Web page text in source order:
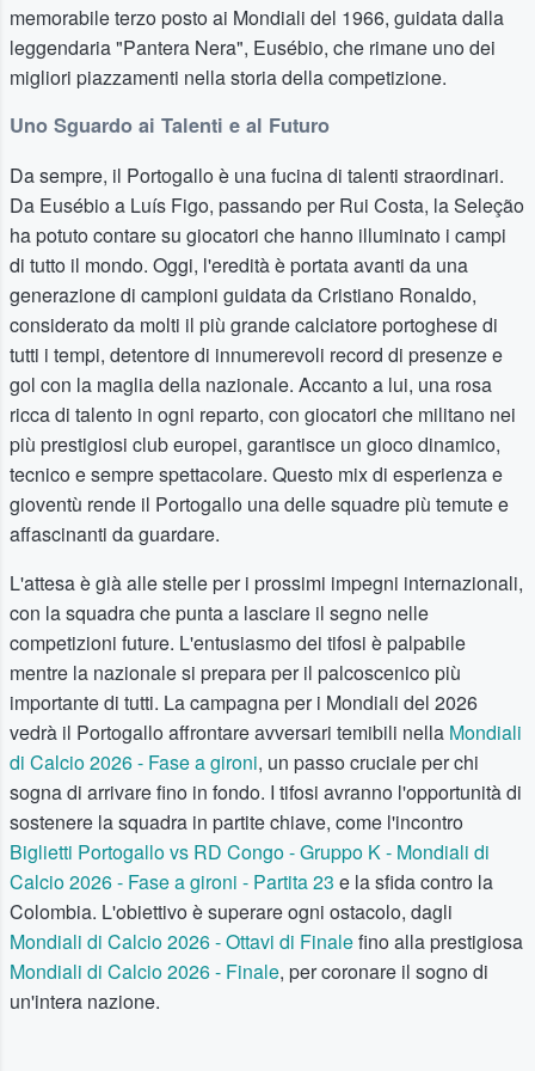
memorabile terzo posto ai Mondiali del 1966, guidata dalla
leggendaria "Pantera Nera", Eusébio, che rimane uno dei
migliori piazzamenti nella storia della competizione.
Uno Sguardo ai Talenti e al Futuro
Da sempre, il Portogallo è una fucina di talenti straordinari.
Da Eusébio a Luís Figo, passando per Rui Costa, la Seleção
ha potuto contare su giocatori che hanno illuminato i campi
di tutto il mondo. Oggi, l'eredità è portata avanti da una
generazione di campioni guidata da Cristiano Ronaldo,
considerato da molti il più grande calciatore portoghese di
tutti i tempi, detentore di innumerevoli record di presenze e
gol con la maglia della nazionale. Accanto a lui, una rosa
ricca di talento in ogni reparto, con giocatori che militano nei
più prestigiosi club europei, garantisce un gioco dinamico,
tecnico e sempre spettacolare. Questo mix di esperienza e
gioventù rende il Portogallo una delle squadre più temute e
affascinanti da guardare.
L'attesa è già alle stelle per i prossimi impegni internazionali,
con la squadra che punta a lasciare il segno nelle
competizioni future. L'entusiasmo dei tifosi è palpabile
mentre la nazionale si prepara per il palcoscenico più
importante di tutti. La campagna per i Mondiali del 2026
vedrà il Portogallo affrontare avversari temibili nella Mondiali
di Calcio 2026 - Fase a gironi, un passo cruciale per chi
sogna di arrivare fino in fondo. I tifosi avranno l'opportunità di
sostenere la squadra in partite chiave, come l'incontro
Biglietti Portogallo vs RD Congo - Gruppo K - Mondiali di
Calcio 2026 - Fase a gironi - Partita 23 e la sfida contro la
Colombia. L'obiettivo è superare ogni ostacolo, dagli
Mondiali di Calcio 2026 - Ottavi di Finalefino alla prestigiosa
Mondiali di Calcio 2026 - Finale, per coronare il sogno di
un'intera nazione.